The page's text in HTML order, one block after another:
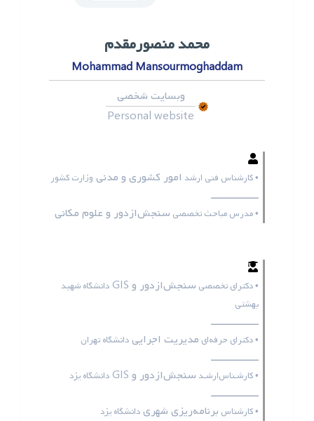
محمد ‌منصورمقدم
Mohammad Mansourmoghaddam
وبسایت شخصی
Personal website
• کارشناس فنی ارشد امور کشوری و مدنی وزارت کشور
ـــــــــــــــــ
• مدرس مباحث تخصصی سنجش‌ازدور و علوم مکانی
• دکترای تخصصی سنجش‌ازدور و GIS
دانشگاه شهید
بهشتی
ـــــــــــــــــ
• دکترای حرفه‌ای مدیریت اجرایی دانشگاه تهران
ـــــــــــــــــ
• کارشـناس‌ارشـد سنجش‌ازدور و GIS دانشگاه یزد
ـــــــــــــــــ
• کارشناس برنامه‌ریزی شهری دانشگاه یزد